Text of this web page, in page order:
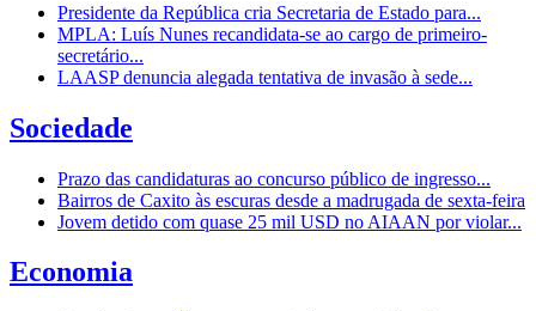
Presidente da República cria Secretaria de Estado para...
MPLA: Luís Nunes recandidata-se ao cargo de primeiro-
secretário...
LAASP denuncia alegada tentativa de invasão à sede...
Sociedade
Prazo das candidaturas ao concurso público de ingresso...
Bairros de Caxito às escuras desde a madrugada de sexta-feira
Jovem detido com quase 25 mil USD no AIAAN por violar...
Economia